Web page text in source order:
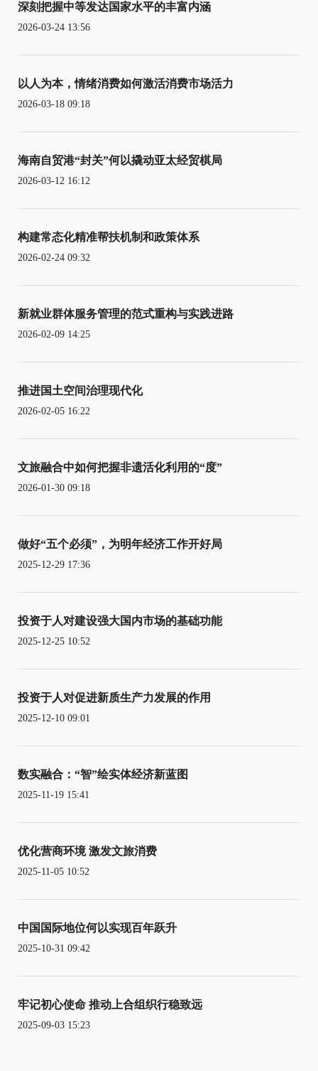
深刻把握中等发达国家水平的丰富内涵
2026-03-24 13:56
以人为本，情绪消费如何激活消费市场活力
2026-03-18 09:18
海南自贸港“封关”何以撬动亚太经贸棋局
2026-03-12 16:12
构建常态化精准帮扶机制和政策体系
2026-02-24 09:32
新就业群体服务管理的范式重构与实践进路
2026-02-09 14:25
推进国土空间治理现代化
2026-02-05 16:22
文旅融合中如何把握非遗活化利用的“度”
2026-01-30 09:18
做好“五个必须”，为明年经济工作开好局
2025-12-29 17:36
投资于人对建设强大国内市场的基础功能
2025-12-25 10:52
投资于人对促进新质生产力发展的作用
2025-12-10 09:01
数实融合：“智”绘实体经济新蓝图
2025-11-19 15:41
优化营商环境 激发文旅消费
2025-11-05 10:52
中国国际地位何以实现百年跃升
2025-10-31 09:42
牢记初心使命 推动上合组织行稳致远
2025-09-03 15:23